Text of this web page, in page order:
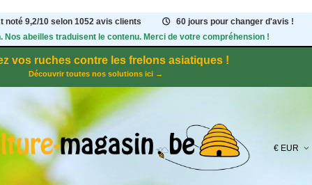
noté 9,2/10 selon 1052avis clients 60 jours pour changer d'avis !
Nos abeilles traduisent le contenu. Merci de votre compréhension !
vos ruches contre les frelons asiatiques !
Découvrir toutes nos solutions ici →
€ EUR